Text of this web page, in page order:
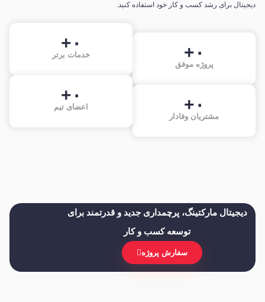
دیجیتال برای رشد کسب و کار خود استفاده کنید.
پروژه موفق
۰ +
مشتریان وفادار
۰ +
خدمات برتر
۰ +
اعضای تیم
۰ +
دیجیتال مارکتینگ، پرچمداری جدید و قدرتمند برای
توسعه کسب و کار
سفارش پروژه